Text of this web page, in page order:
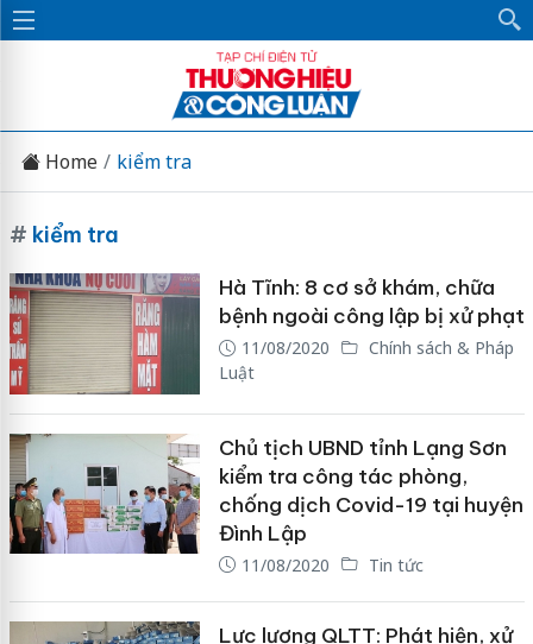
Home kiểm tra
# kiểm tra
Hà Tĩnh: 8 cơ sở khám, chữa
bệnh ngoài công lập bị xử phạt
11/08/2020
Chính sách & Pháp
Luật
Chủ tịch UBND tỉnh Lạng Sơn
kiểm tra công tác phòng,
chống dịch Covid-19 tại huyện
Đình Lập
11/08/2020 Tin tức
Lực lượng QLTT: Phát hiện, xử